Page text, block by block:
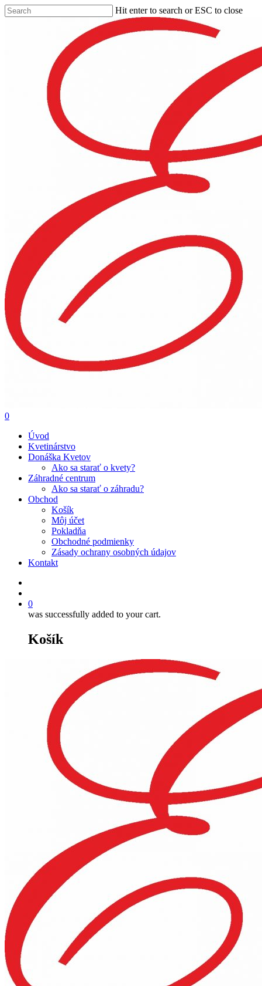
Hit enter to search or ESC to close
0
Úvod
Kvetinárstvo
Donáška Kvetov
Ako sa starať o kvety?
Záhradné centrum
Ako sa starať o záhradu?
Obchod
Košík
Môj účet
Pokladňa
Obchodné podmienky
Zásady ochrany osobných údajov
Kontakt
0
was successfully added to your cart.
Košík